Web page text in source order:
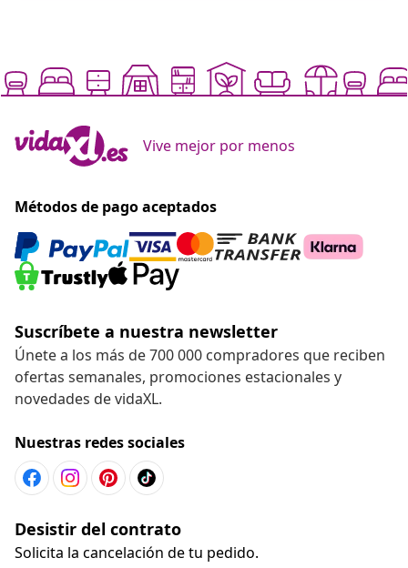
Vive mejor por menos
Métodos de pago aceptados
Suscríbete a nuestra newsletter
Únete a los más de 700 000 compradores que reciben
ofertas semanales, promociones estacionales y
novedades de vidaXL.
Nuestras redes sociales
Desistir del contrato
Solicita la cancelación de tu pedido.